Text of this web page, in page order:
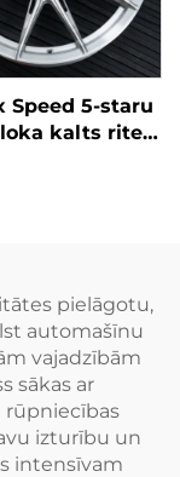
Speed 5-staru
kalts riteni
pielāgotu,
automašīnu
vajadzībām
sākas ar
rūpniecības
izturību un
intensīvam